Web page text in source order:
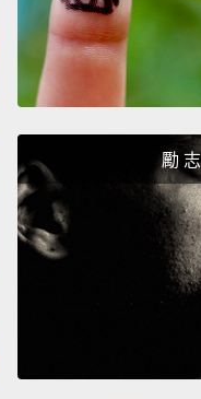
arrow going right
out like Rambo, right?
肚子裡，她也不會去看
Mom. Go—let's go see
走－－我們去看醫生。
like, "No. They just
他們只想賺別人的錢。」
勵 志